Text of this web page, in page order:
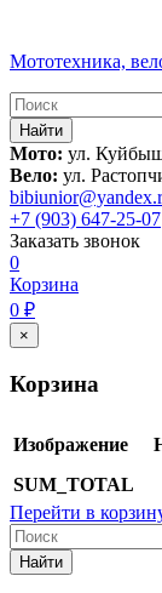
Мототехника,
Мото: ул.
Вело: ул.
+7 (903) 647-25-07
Заказать звонок
0
Корзина
0 ₽
×
Корзина
Изображение
SUM_TOTAL
Перейти в